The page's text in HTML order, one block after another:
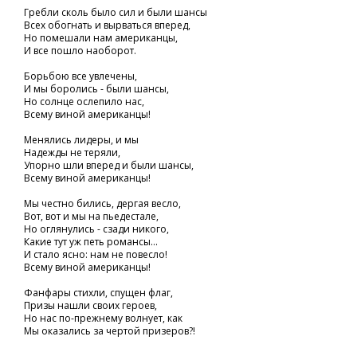
Гребли сколь было сил и были шансы
Всех обогнать и вырваться вперед,
Но помешали нам американцы,
И все пошло наоборот.
Борьбою все увлечены,
И мы боролись - были шансы,
Но солнце ослепило нас,
Всему виной американцы!
Менялись лидеры, и мы
Надежды не теряли,
Упорно шли вперед и были шансы,
Всему виной американцы!
Мы честно бились, дергая весло,
Вот, вот и мы на пьедестале,
Но оглянулись - сзади никого,
Какие тут уж петь романсы...
И стало ясно: нам не повесло!
Всему виной американцы!
Фанфары стихли, спущен флаг,
Призы нашли своих героев,
Но нас по-прежнему волнует, как
Мы оказались за чертой призеров?!